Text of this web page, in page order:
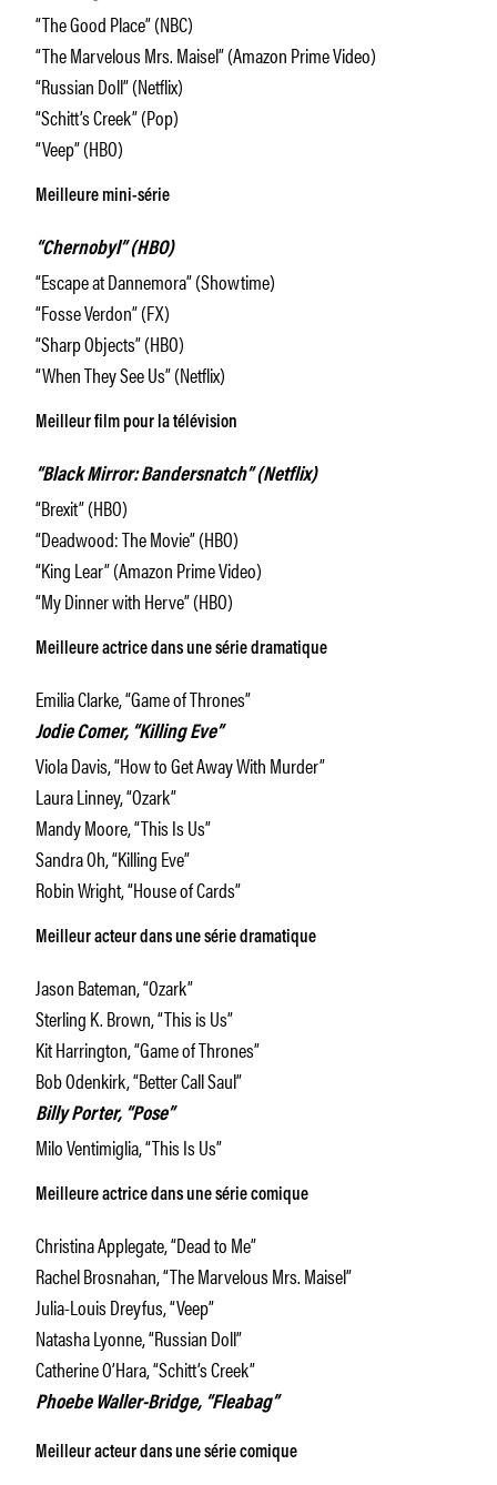
“The Good Place” (NBC)
“The Marvelous Mrs. Maisel” (Amazon Prime Video)
“Russian Doll” (Netflix)
“Schitt’s Creek” (Pop)
“Veep” (HBO)
Meilleure mini-série
“Chernobyl” (HBO)
“Escape at Dannemora” (Showtime)
“Fosse Verdon” (FX)
“Sharp Objects” (HBO)
“When They See Us” (Netflix)
Meilleur film pour la télévision
“Black Mirror: Bandersnatch” (Netflix)
“Brexit” (HBO)
“Deadwood: The Movie” (HBO)
“King Lear” (Amazon Prime Video)
“My Dinner with Herve” (HBO)
Meilleure actrice dans une série dramatique
Emilia Clarke, “Game of Thrones”
Jodie Comer, “Killing Eve”
Viola Davis, “How to Get Away With Murder”
Laura Linney, “Ozark”
Mandy Moore, “This Is Us”
Sandra Oh, “Killing Eve”
Robin Wright, “House of Cards”
Meilleur acteur dans une série dramatique
Jason Bateman, “Ozark”
Sterling K. Brown, “This is Us”
Kit Harrington, “Game of Thrones”
Bob Odenkirk, “Better Call Saul”
Billy Porter, “Pose”
Milo Ventimiglia, “This Is Us”
Meilleure actrice dans une série comique
Christina Applegate, “Dead to Me”
Rachel Brosnahan, “The Marvelous Mrs. Maisel”
Julia-Louis Dreyfus, “Veep”
Natasha Lyonne, “Russian Doll”
Catherine O’Hara, “Schitt’s Creek”
Phoebe Waller-Bridge, “Fleabag”
Meilleur acteur dans une série comique